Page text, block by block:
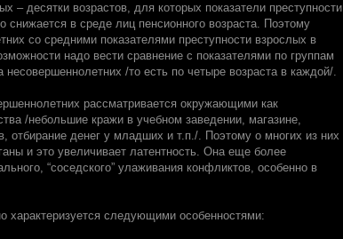
– десятки возрастов, для которых показатели преступности
в среде лиц пенсионного возраста. Поэтому
со средними показателями преступности взрослых в
надо вести сравнение с показателями по группам
несовершеннолетних /то есть по четыре возраста в каждой/.
рассматривается окружающими как
/небольшие кражи в учебном заведении, магазине,
отбирание денег у младших и т.п./. Поэтому о многих из них
и это увеличивает латентность. Она еще более
“соседского” улаживания конфликтов, особенно в
характеризуется следующими особенностями: